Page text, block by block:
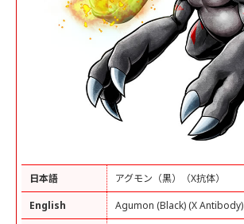
日本語
アグモン（黒）（X抗体）
English
Agumon (Black) (X Antibody)